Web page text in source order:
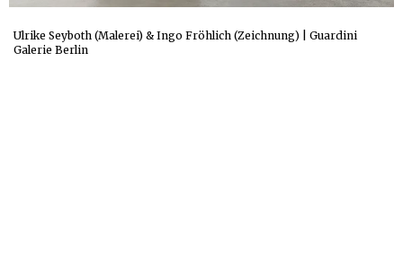
Ulrike Seyboth (Malerei) & Ingo Fröhlich (Zeichnung) | Guardini
Galerie Berlin